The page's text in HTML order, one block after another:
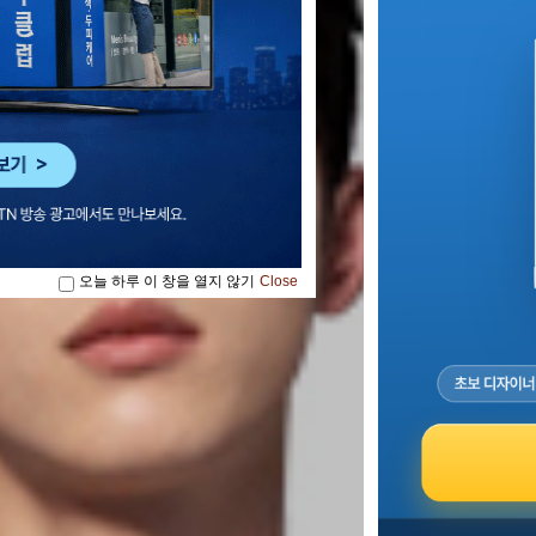
오늘 하루 이 창을 열지 않기 Close